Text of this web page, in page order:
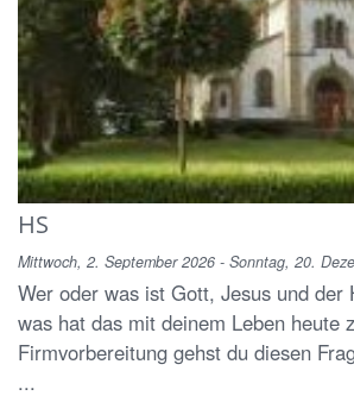
HS
Mittwoch, 2. September 2026 - Sonntag, 20.
Wer oder was ist Gott, Jesus und der
was hat das mit deinem Leben heute
Firmvorbereitung gehst du diesen
...